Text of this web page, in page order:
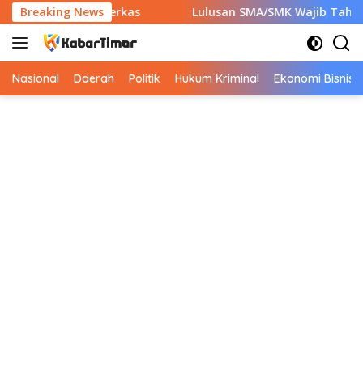
Langsung
ke
konten
Breaking News
7 Berkas Lulusan SMA/SMK Wajib Tahu! Ini 9
Nasional Daerah Politik Hukum Kriminal Ekonomi Bisnis